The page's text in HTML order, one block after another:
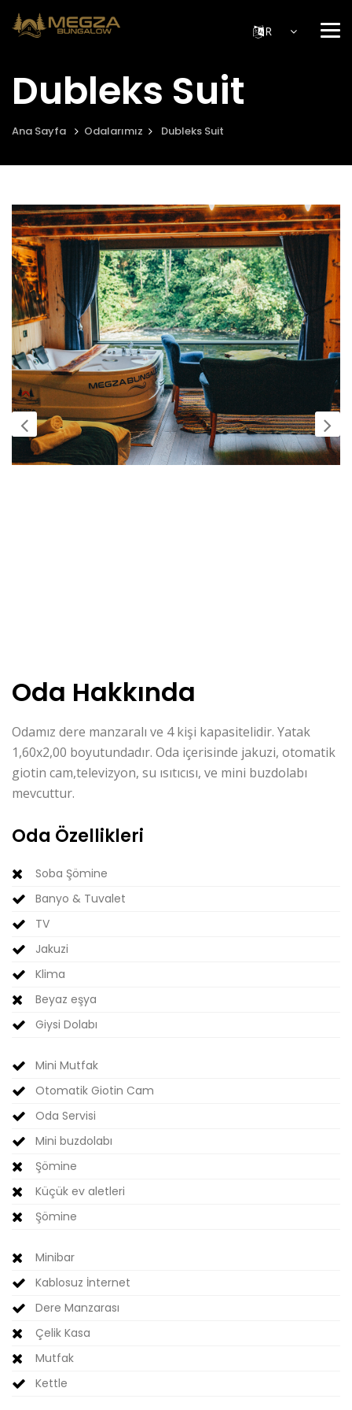
Dubleks Suit
Ana Sayfa Odalarımız Dubleks Suit
Oda Hakkında
Odamız dere manzaralı ve 4 kişi kapasitelidir. Yatak
1,60x2,00 boyutundadır. Oda içerisinde jakuzi, otomatik
giotin cam,televizyon, su ısıtıcısı, ve mini buzdolabı
mevcuttur.
Oda Özellikleri
Soba Şömine
Banyo & Tuvalet
TV
Jakuzi
Klima
Beyaz eşya
Giysi Dolabı
Mini Mutfak
Otomatik Giotin Cam
Oda Servisi
Mini buzdolabı
Şömine
Küçük ev aletleri
Şömine
Minibar
Kablosuz İnternet
Dere Manzarası
Çelik Kasa
Mutfak
Kettle